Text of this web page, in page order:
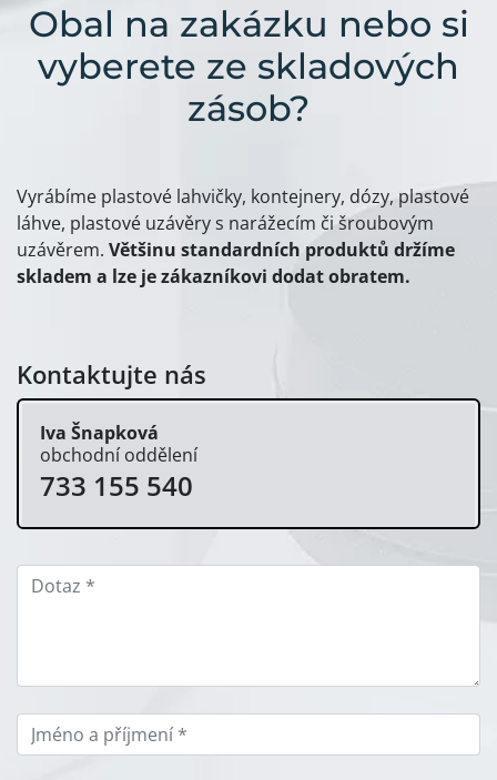
Obal na zakázku nebo si
vyberete ze skladových
zásob?
Vyrábíme plastové lahvičky, kontejnery, dózy, plastové
láhve, plastové uzávěry s narážecím či šroubovým
uzávěrem. Většinu standardních produktů držíme
skladem a lze je zákazníkovi dodat obratem.
Kontaktujte nás
Iva Šnapková
obchodní oddělení
733 155 540